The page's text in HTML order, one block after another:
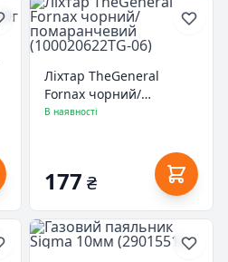
Ліхтар TheGeneral
Fornax чорний/
помаранчевий
В наявності
177 ₴